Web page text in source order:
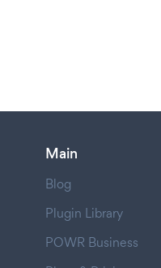
Main
Blog
Plugin Library
POWR Business